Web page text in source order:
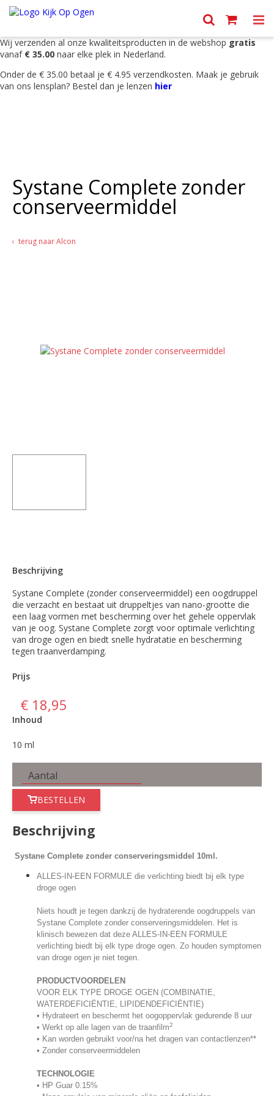
Wij verzenden al onze kwaliteitsproducten in de webshop gratis
vanaf € 35.00 naar elke plek in Nederland.
Onder de € 35.00 betaal je € 4.95 verzendkosten. Maak je gebruik
van ons lensplan? Bestel dan je lenzen hier
Systane Complete zonder
conserveermiddel
terug naar Alcon
Beschrijving
Systane Complete (zonder conserveermiddel) een oogdruppel
die verzacht en bestaat uit druppeltjes van nano-grootte die
een laag vormen met bescherming over het gehele oppervlak
van je oog. Systane Complete zorgt voor optimale verlichting
van droge ogen en biedt snelle hydratatie en bescherming
tegen traanverdamping.
Prijs
€ 18,95
Inhoud
10 ml
BESTELLEN
Beschrijving
Systane Complete zonder conserveringsmiddel 10ml.
ALLES-IN-EEN FORMULE die verlichting biedt bij elk type
droge ogen
Niets houdt je tegen dankzij de hydraterende oogdruppels van
Systane Complete zonder conserveringsmiddelen. Het is
klinisch bewezen dat deze ALLES-IN-EEN FORMULE
verlichting biedt bij elk type droge ogen. Zo houden symptomen
van droge ogen je niet tegen.
PRODUCTVOORDELEN
VOOR ELK TYPE DROGE OGEN (COMBINATIE,
WATERDEFICIËNTIE, LIPIDENDEFICIËNTIE)
• Hydrateert en beschermt het oogoppervlak gedurende 8 uur
• Werkt op alle lagen van de traanfilm2
• Kan worden gebruikt voor/na het dragen van contactlenzen**
• Zonder conserveermiddelen
TECHNOLOGIE
• HP Guar 0.15%